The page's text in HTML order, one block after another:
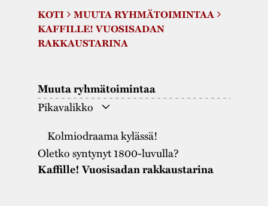
Rakennusperintö
Markkinat
KOTI
MUUTA RYHMÄTOIMINTAA
KAFFILLE! VUOSISADAN
RAKKAUSTARINA
Muuta ryhmätoimintaa
Pikavalikko
Kolmiodraama kylässä!
Oletko syntynyt 1800-luvulla?
Kaffille! Vuosisadan rakkaustarina